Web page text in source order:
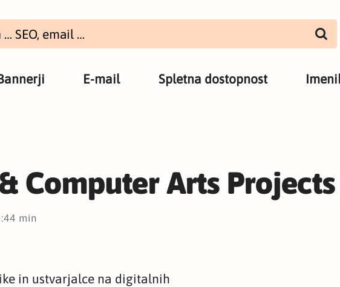
E-mail Spletna dostopnost
Computer Arts Projects
min
in ustvarjalce na digitalnih